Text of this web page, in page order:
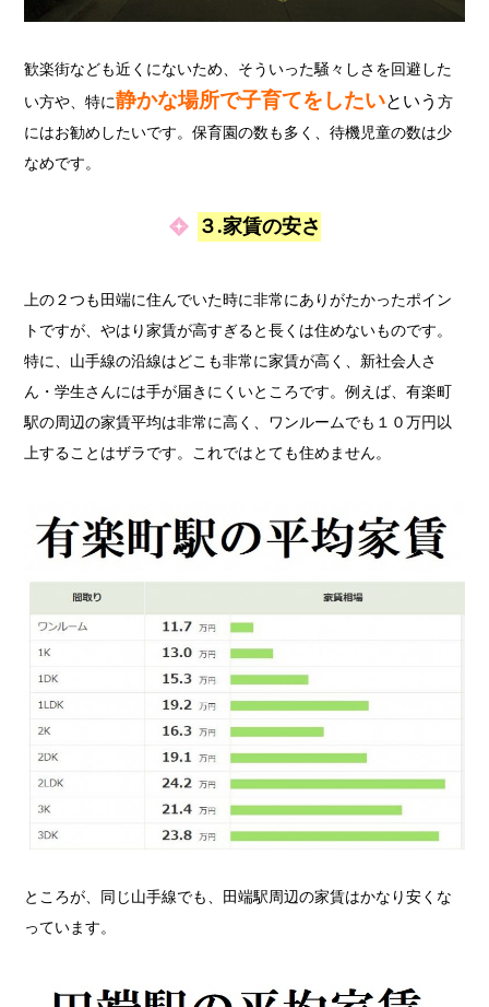
歓楽街なども近くにないため、そういった騒々しさを回避した
い方や、特に静かな場所で子育てをしたいという方
にはお勧めしたいです。保育園の数も多く、待機児童の数は少
なめです。
３.家賃の安さ
上の２つも田端に住んでいた時に非常にありがたかったポイン
トですが、やはり家賃が高すぎると長くは住めないものです。
特に、山手線の沿線はどこも非常に家賃が高く、新社会人さ
ん・学生さんには手が届きにくいところです。例えば、有楽町
駅の周辺の家賃平均は非常に高く、ワンルームでも１０万円以
上することはザラです。これではとても住めません。
ところが、同じ山手線でも、田端駅周辺の家賃はかなり安くな
っています。